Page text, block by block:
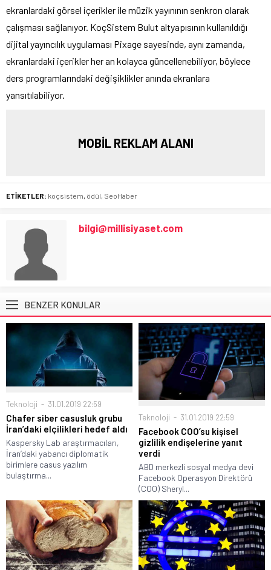
ekranlardaki görsel içerikler ile müzik yayınının senkron olarak
çalışması sağlanıyor. KoçSistem Bulut altyapısının kullanıldığı
dijital yayıncılık uygulaması Pixage sayesinde, aynı zamanda,
ekranlardaki içerikler her an kolayca güncellenebiliyor, böylece
ders programlarındaki değişiklikler anında ekranlara
yansıtılabiliyor.
MOBİL REKLAM ALANI
ETİKETLER: koçsistem, ödül, SeoHaber
bilgi@millisiyaset.com
BENZER KONULAR
Teknoloji 31.01.2019 22:59
Chafer siber casusluk grubu
İran’daki elçilikleri hedef aldı
Kaspersky Lab araştırmacıları,
İran’daki yabancı diplomatik
birimlere casus yazılım
bulaştırma...
Teknoloji 31.01.2019 22:59
Facebook COO’su kişisel
gizlilik endişelerine yanıt
verdi
ABD merkezli sosyal medya devi
Facebook Operasyon Direktörü
(COO) Sheryl...